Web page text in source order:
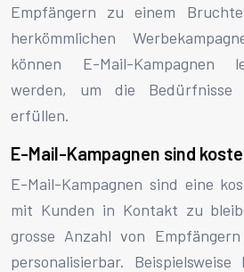
Empfängern zu einem
herkömmlichen
können E-Mail-Kampagnen
werden, um die Bedürfnisse
erfüllen.
E-Mail-Kampagnen sind
E-Mail-Kampagnen sind eine
mit Kunden in Kontakt zu
grosse Anzahl von
personalisierbar.